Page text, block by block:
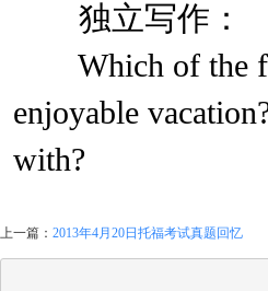
独立写作：
Which of the
enjoyable
with?
上一篇： 2013年4月20日托福考试真题回忆